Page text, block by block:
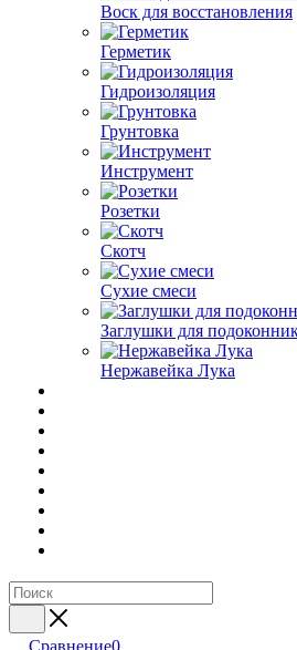
Воск для восстановления
Герметик
Гидроизоляция
Грунтовка
Инструмент
Розетки
Скотч
Сухие смеси
Заглушки для
Нержавейка Лука
Сравнение0